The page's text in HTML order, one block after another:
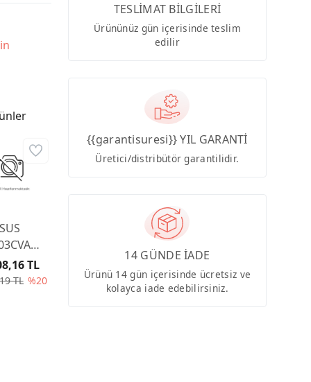
FHD,
TL %20
TL
TESLİMAT BİLGİLERİ
Ürününüz gün içerisinde teslim
edilir
{{garantisuresi}} YIL GARANTİ
Üretici/distribütör garantilidir.
14 GÜNDE İADE
Ürünü 14 gün içerisinde ücretsiz ve
kolayca iade edebilirsiniz.